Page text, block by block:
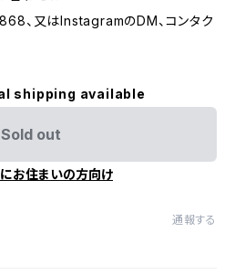
、又はInstagramのDM、コンタク
shipping available
Sold out
お住まいの方向け
通報する